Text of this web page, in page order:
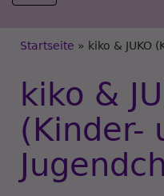
Startseite kiko & JUKO
kiko &
(Kinder-